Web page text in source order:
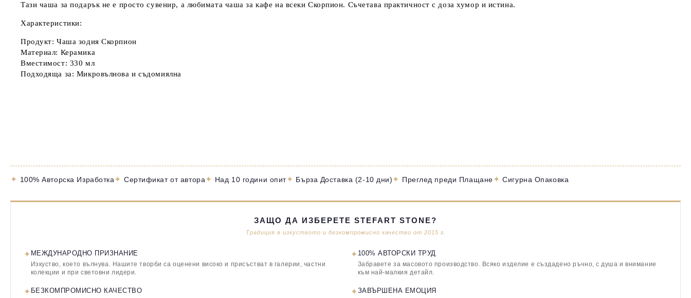
Тази чаша за подарък не е просто сувенир, а любимата чаша за кафе на всеки Скорпион. Съчетава практичност с доза хумор и истина.
Характеристики:
Продукт:Чаша зодия Скорпион
Материал: Керамика
Вместимост: 330 мл
Подходяща за: Микровълнова и съдомиялна
✦ 100% Авторска Изработка✦ Сертификат от автора✦ Над 10 години опит✦ Бърза Доставка (2-10 дни)✦ Преглед преди Плащане✦ Сигурна Опаковка
ЗАЩО ДА ИЗБЕРЕТЕ STEFART STONE?
Традиция в изкуството и безкомпромисно качество от 2015 г.
✦ МЕЖДУНАРОДНО ПРИЗНАНИЕ
Изкуство, което вълнува. Нашите творби са оценени високо и присъстват в галерии, частни
колекции и при световни лидери.
✦ 100% АВТОРСКИ ТРУД
Забравете за масовото производство. Всяко изделие е създадено ръчно, с душа и внимание
към най-малкия детайл.
✦ БЕЗКОМПРОМИСНО КАЧЕСТВО ✦ЗАВЪРШЕНА ЕМОЦИЯ